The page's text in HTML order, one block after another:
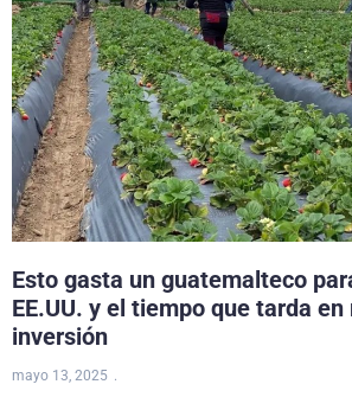
Esto gasta un guatemalteco
EE.UU. y el tiempo que tarda
inversión
mayo 13, 2025